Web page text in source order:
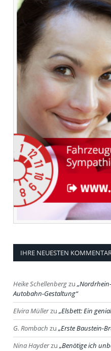
IHRE NEUESTEN
Heike Schellenbergzu
Autobahn-Gestaltung
Elvira Müllerzu Elsbett: Ein
G. Rombach zu Erste Baustein-
Nina Hayderzu Benötige ich